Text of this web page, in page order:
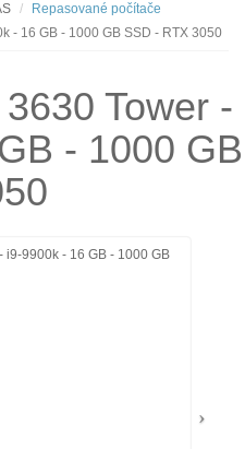
Repasované počítače
- 16 GB - 1000 GB SSD - RTX 3050
Tower -
- 1000 GB